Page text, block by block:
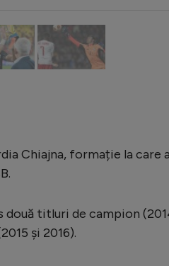
Chiajna, formație la care
două titluri de campion
și 2016).